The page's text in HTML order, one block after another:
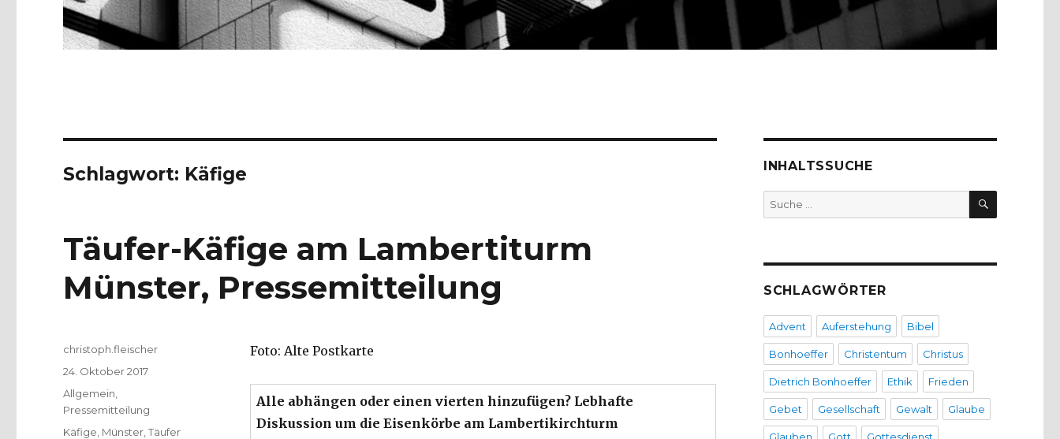
Schlagwort: Käfige
Täufer-Käfige am Lambertiturm
Münster, Pressemitteilung
Foto: Alte Postkarte
Alle abhängen oder einen vierten hinzufügen? Lebhafte
Diskussion um die Eisenkörbe am Lambertikirchturm
Autor
christoph.fleischer
Veröffentlicht
am
24. Oktober 2017
Kategorien
Allgemein
Pressemitteilung
Schlagwörter
Käfige Münster ,Täufer
INHALTSSUCHE
Suche
nach:
SUCHEN
SCHLAGWÖRTER
Advent Auferstehung Bibel
Bonhoeffer Christentum Christus
Dietrich Bonhoeffer Ethik Frieden
Gebet Gesellschaft Gewalt Glaube